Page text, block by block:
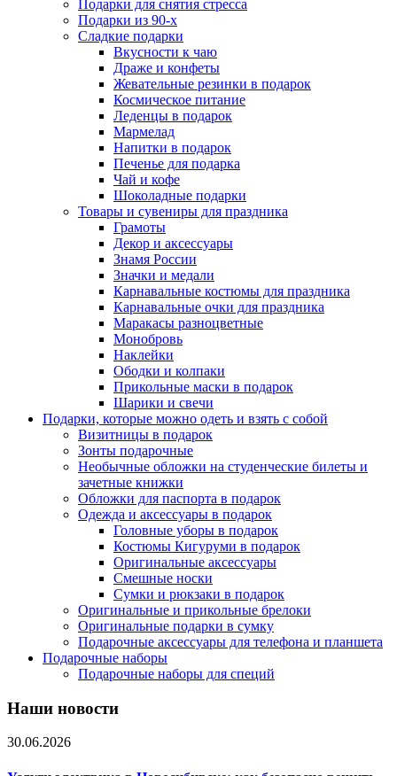
Подарки для снятия стресса
Подарки из 90-х
Сладкие подарки
Вкусности к чаю
Драже и конфеты
Жевательные резинки в подарок
Космическое питание
Леденцы в подарок
Мармелад
Напитки в подарок
Печенье для подарка
Чай и кофе
Шоколадные подарки
Товары и сувениры для праздника
Грамоты
Декор и аксессуары
Знамя России
Значки и медали
Карнавальные костюмы для праздника
Карнавальные очки для праздника
Маракасы разноцветные
Монобровь
Наклейки
Ободки и колпаки
Прикольные маски в подарок
Шарики и свечи
Подарки, которые можно одеть и взять с собой
Визитницы в подарок
Зонты подарочные
Необычные обложки на студенческие билеты и
зачетные книжки
Обложки для паспорта в подарок
Одежда и аксессуары в подарок
Головные уборы в подарок
Костюмы Кигуруми в подарок
Оригинальные аксессуары
Смешные носки
Сумки и рюкзаки в подарок
Оригинальные и прикольные брелоки
Оригинальные подарки в сумку
Подарочные аксессуары для телефона и планшета
Подарочные наборы
Подарочные наборы для специй
Наши новости
30.06.2026